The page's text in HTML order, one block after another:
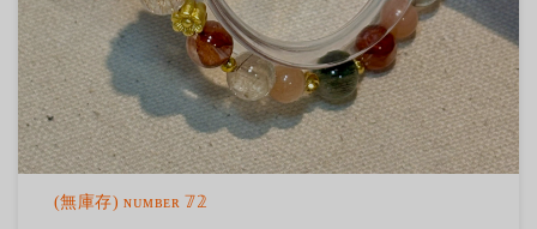
(無庫存) ɴᴜᴍʙᴇʀ 𝟟𝟚